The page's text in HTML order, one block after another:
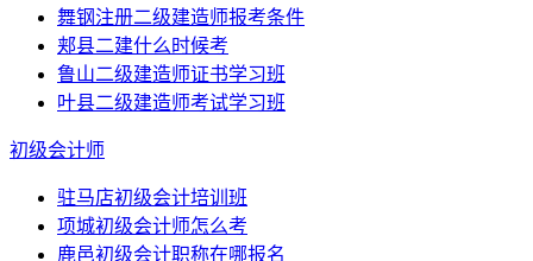
舞钢注册二级建造师报考条件
郏县二建什么时候考
鲁山二级建造师证书学习班
叶县二级建造师考试学习班
初级会计师
驻马店初级会计培训班
项城初级会计师怎么考
鹿邑初级会计职称在哪报名